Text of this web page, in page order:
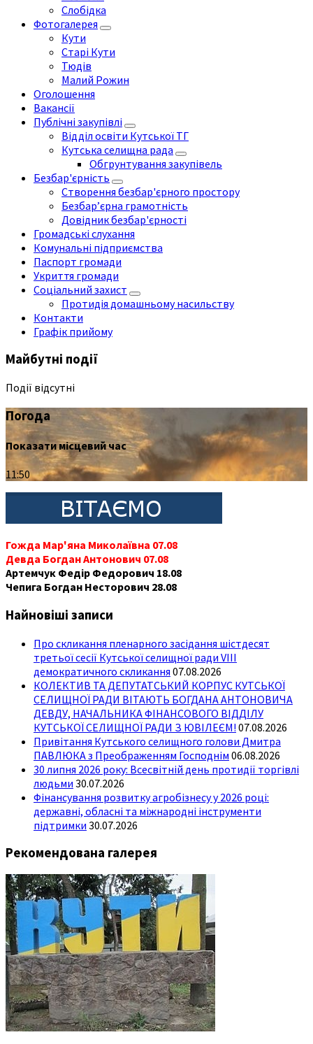
Слобідка
Фотогалерея
Кути
Старі Кути
Тюдів
Малий Рожин
Оголошення
Вакансії
Публічні закупівлі
Відділ освіти Кутської ТГ
Кутська селищна рада
Обгрунтування закупівель
Безбар'єрність
Створення безбар'єрного простору
Безбар’єрна грамотність
Довідник безбар'єрності
Громадські слухання
Комунальні підприємства
Паспорт громади
Укриття громади
Соціальний захист
Протидія домашньому насильству
Контакти
Графік прийому
Майбутні події
Події відсутні
Погода
Показати місцевий час
11:50
Гожда Мар'яна Миколаївна 07.08
Девда Богдан Антонович 07.08
Артемчук Федір Федорович 18.08
Чепига Богдан Несторович 28.08
Найновіші записи
Про скликання пленарного засідання шістдесят
третьої сесії Кутської селищної ради VIII
демократичного скликання 07.08.2026
КОЛЕКТИВ ТА ДЕПУТАТСЬКИЙ КОРПУС КУТСЬКОЇ
СЕЛИЩНОЇ РАДИ ВІТАЮТЬ БОГДАНА АНТОНОВИЧА
ДЕВДУ, НАЧАЛЬНИКА ФІНАНСОВОГО ВІДДІЛУ
КУТСЬКОЇ СЕЛИЩНОЇ РАДИ З ЮВІЛЕЄМ! 07.08.2026
Привітання Кутського селищного голови Дмитра
ПАВЛЮКА з Преображенням Господнім 06.08.2026
30 липня 2026 року: Всесвітній день протидії торгівлі
людьми 30.07.2026
Фінансування розвитку агробізнесу у 2026 році:
державні, обласні та міжнародні інструменти
підтримки 30.07.2026
Рекомендована галерея